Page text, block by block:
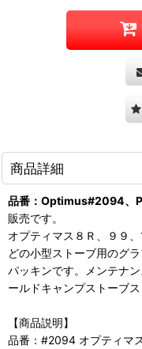
商品詳細
品番：Optimus#2094、
販売です。
オプティマス８Ｒ、９９
どの小型ストーブ用のグ
パッキンです。メンテナ
ールドキャンプストーブス
【商品説明】
品番：#2094 オプティマ